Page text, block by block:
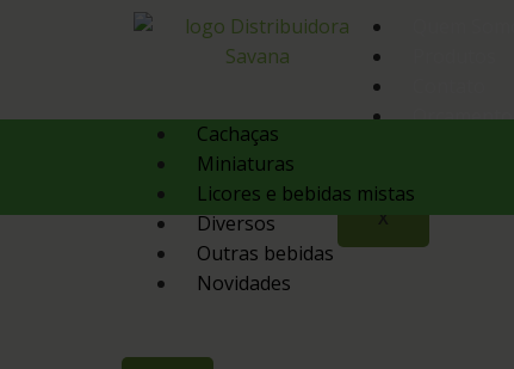
Orçamento
X
Cachaças
Miniaturas
Licores e bebidas mistas
Diversos
Outras bebidas
Novidades